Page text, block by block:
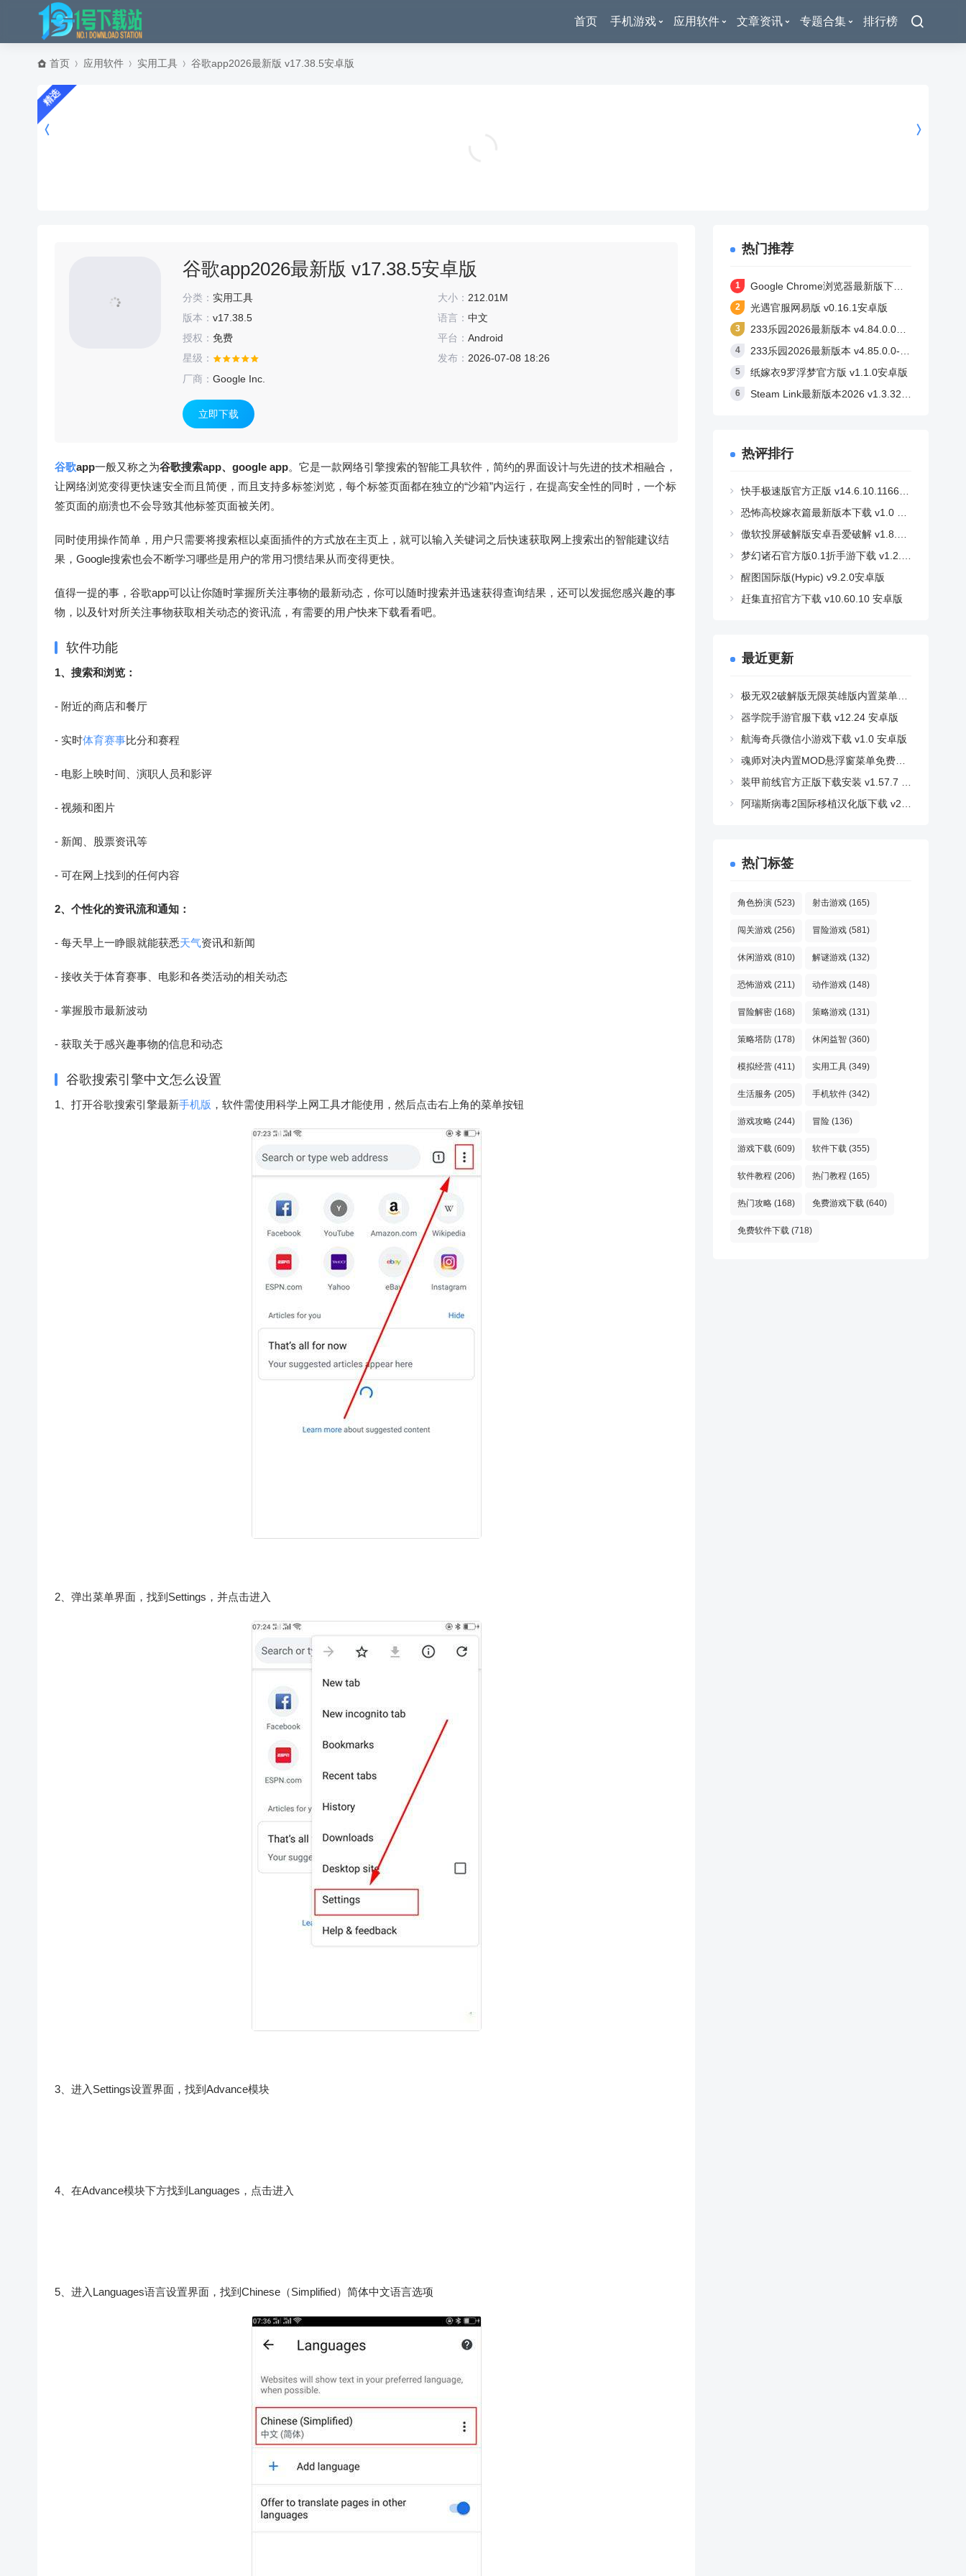
首页 手机游戏 应用软件 文章资讯 专题合集 排行榜
首页 应用软件 实用工具 谷歌app2026最新版 v17.38.5安卓版
精选
谷歌app2026最新版 v17.38.5安卓版
分类： 实用工具 大小： 212.01M
版本： v17.38.5 语言： 中文
授权： 免费 平台： Android
星级：
发布： 2026-07-08 18:26
厂商： Google Inc.
立即下载
谷歌app一般又称之为谷歌搜索app、google app。它是一款网络引擎搜索的智能工具软件，简约的界面设计与先进的技术相融合，
让网络浏览变得更快速安全而且简便，而且支持多标签浏览，每个标签页面都在独立的“沙箱”内运行，在提高安全性的同时，一个标
签页面的崩溃也不会导致其他标签页面被关闭。
同时使用操作简单，用户只需要将搜索框以桌面插件的方式放在主页上，就可以输入关键词之后快速获取网上搜索出的智能建议结
果，Google搜索也会不断学习哪些是用户的常用习惯结果从而变得更快。
值得一提的事，谷歌app可以让你随时掌握所关注事物的最新动态，你可以随时搜索并迅速获得查询结果，还可以发掘您感兴趣的事
物，以及针对所关注事物获取相关动态的资讯流，有需要的用户快来下载看看吧。
软件功能
1、搜索和浏览：
- 附近的商店和餐厅
- 实时体育赛事比分和赛程
- 电影上映时间、演职人员和影评
- 视频和图片
- 新闻、股票资讯等
- 可在网上找到的任何内容
2、个性化的资讯流和通知：
- 每天早上一睁眼就能获悉天气资讯和新闻
- 接收关于体育赛事、电影和各类活动的相关动态
- 掌握股市最新波动
- 获取关于感兴趣事物的信息和动态
谷歌搜索引擎中文怎么设置
1、打开谷歌搜索引擎最新手机版 ，软件需使用科学上网工具才能使用，然后点击右上角的菜单按钮
2、弹出菜单界面，找到Settings，并点击进入
3、进入Settings设置界面，找到Advance模块
4、在Advance模块下方找到Languages，点击进入
5、进入Languages语言设置界面，找到Chinese（Simplified）简体中文语言选项
热门推荐
Google Chrome浏览器最新版下载 v138.0.7204.180 安卓版
光遇官服网易版 v0.16.1安卓版
233乐园2026最新版本 v4.84.0.0安卓版
233乐园2026最新版本 v4.85.0.0-4858767安卓版
纸嫁衣9罗浮梦官方版 v1.1.0安卓版
Steam Link最新版本2026 v1.3.32安卓版
热评排行
快手极速版官方正版 v14.6.10.11662安卓版
恐怖高校嫁衣篇最新版本下载 v1.0 安卓版
傲软投屏破解版安卓吾爱破解 v1.8.36 安卓版
梦幻诸石官方版0.1折手游下载 v1.2.2 安卓版
醒图国际版(Hypic) v9.2.0安卓版
赶集直招官方下载 v10.60.10 安卓版
最近更新
极无双2破解版无限英雄版内置菜单下载 v1.39.600 最新版
器学院手游官服下载 v12.24 安卓版
航海奇兵微信小游戏下载 v1.0 安卓版
魂师对决内置MOD悬浮窗菜单免费版下载 v2.41.2 安卓版
装甲前线官方正版下载安装 v1.57.7 安卓版
阿瑞斯病毒2国际移植汉化版下载 v2.2.0 安卓版
热门标签
角色扮演 (523) 射击游戏 (165)
闯关游戏 (256) 冒险游戏 (581)
休闲游戏 (810) 解谜游戏 (132)
恐怖游戏 (211) 动作游戏 (148)
冒险解密 (168) 策略游戏 (131)
策略塔防 (178) 休闲益智 (360)
模拟经营 (411) 实用工具 (349)
生活服务 (205) 手机软件 (342)
游戏攻略 (244) 冒险 (136)
游戏下载 (609) 软件下载 (355)
软件教程 (206) 热门教程 (165)
热门攻略 (168) 免费游戏下载 (640)
免费软件下载 (718)